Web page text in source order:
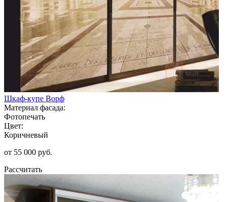
Шкаф-купе Ворф
Материал фасада:
Фотопечать
Цвет:
Коричневый
от 55 000 руб.
Рассчитать